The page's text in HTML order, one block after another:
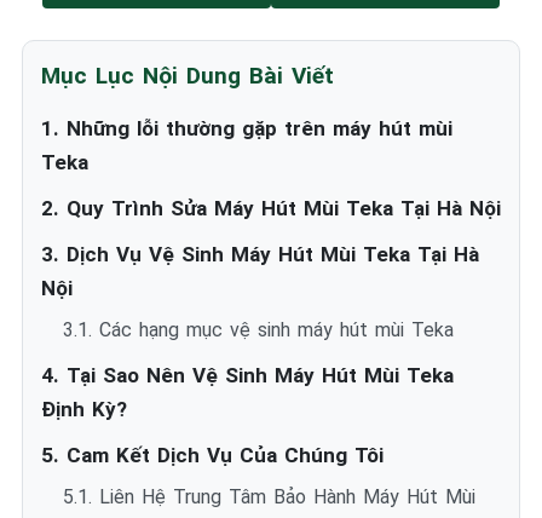
Mục Lục Nội Dung Bài Viết
1. Những lỗi thường gặp trên máy hút mùi
Teka
2. Quy Trình Sửa Máy Hút Mùi Teka Tại Hà Nội
3. Dịch Vụ Vệ Sinh Máy Hút Mùi Teka Tại Hà
Nội
3.1. Các hạng mục vệ sinh máy hút mùi Teka
4. Tại Sao Nên Vệ Sinh Máy Hút Mùi Teka
Định Kỳ?
5. Cam Kết Dịch Vụ Của Chúng Tôi
5.1. Liên Hệ Trung Tâm Bảo Hành Máy Hút Mùi